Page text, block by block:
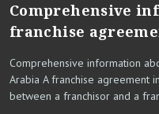
Comprehensive
franchise
Comprehensive information
Arabia A franchise agreement
between a franchisor and a